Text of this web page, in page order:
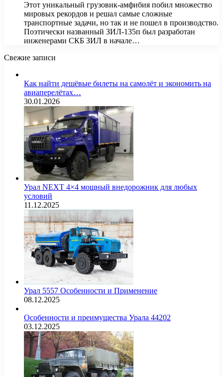
Этот уникальный грузовик-амфибия побил множество
мировых рекордов и решал самые сложные
транспортные задачи, но так и не пошел в производство.
Поэтически названный ЗИЛ-135п был разработан
инженерами СКБ ЗИЛ в начале…
Свежие записи
Как найти дешёвые билеты на самолёт и экономить на
авиаперелётах…
30.01.2026
Урал NEXT 4×4 мощный внедорожник для любых
условий
11.12.2025
Урал 5557 Особенности и Применение
08.12.2025
Особенности и преимущества Урала 44202
03.12.2025